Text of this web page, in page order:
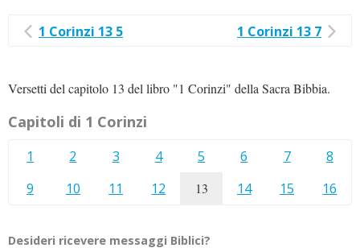
1 Corinzi 13 5 1 Corinzi 13 7
Versetti del capitolo 13 del libro "1 Corinzi" della Sacra Bibbia.
Capitoli di 1 Corinzi
1 2 3 4 5 6 7
8
9
10 11 12 13 14 15 16
Desideri ricevere messaggi Biblici?